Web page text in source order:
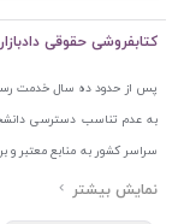
کتابفروشی حقوقی
پس از حدود ده سال خدمت
به عدم تناسب دسترسی
سراسر کشور به منابع معتبر و
ای اختبار خدمتی جدید به